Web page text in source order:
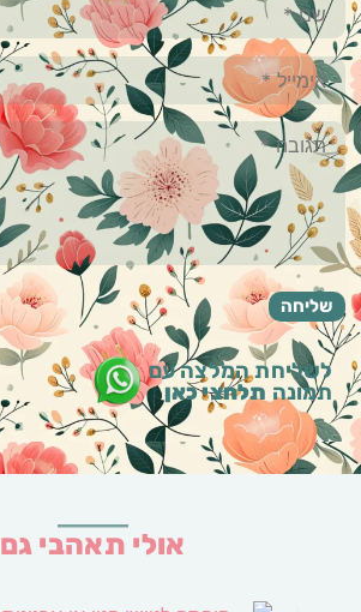
לשליחת המלצה עם
תמונה תלחצי כאן
אולי תאהבי גם